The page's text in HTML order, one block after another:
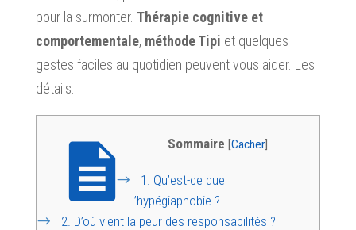
pour la surmonter. Thérapie cognitive et
comportementale, méthode Tipi et quelques
gestes faciles au quotidien peuvent vous aider. Les
détails.
Sommaire [Cacher]
1. Qu’est-ce que
l’hypégiaphobie ?
2. D’où vient la peur des responsabilités ?